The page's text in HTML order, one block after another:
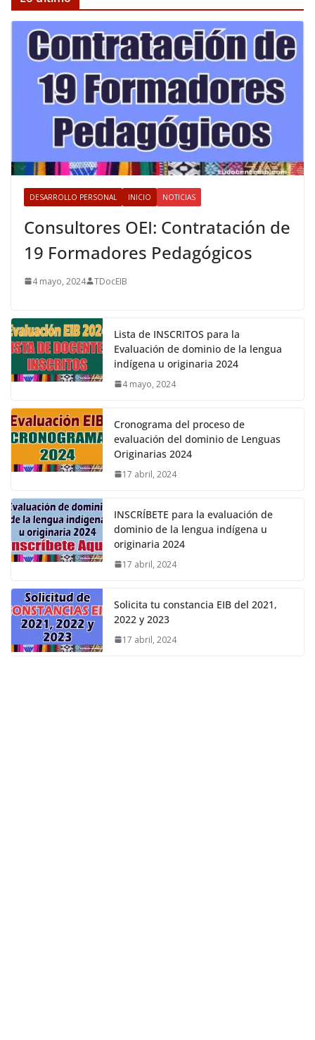
DESARROLLO PERSONAL INICIO NOTICIAS
Consultores OEI: Contratación de
19 Formadores Pedagógicos
4 mayo, 2024 TDocEIB
Lista de INSCRITOS para la
Evaluación de dominio de la lengua
indígena u originaria 2024
4 mayo, 2024
Cronograma del proceso de
evaluación del dominio de Lenguas
Originarias 2024
17 abril, 2024
INSCRÍBETE para la evaluación de
dominio de la lengua indígena u
originaria 2024
17 abril, 2024
Solicita tu constancia EIB del 2021,
2022 y 2023
17 abril, 2024